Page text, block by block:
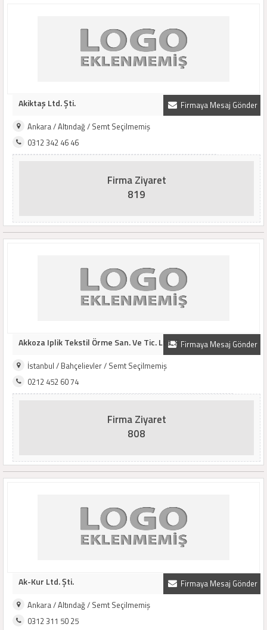
Firmaya Mesaj Gönder
Akiktaş Ltd. Şti.
Ankara / Altındağ / Semt Seçilmemiş
0312 342 46 46
Firma Ziyaret
819
Firmaya Mesaj Gönder
Akkoza Iplik Tekstil Örme San. Ve Tic. Ltd. Ş..
İstanbul / Bahçelievler / Semt Seçilmemiş
0212 452 60 74
Firma Ziyaret
808
Firmaya Mesaj Gönder
Ak-Kur Ltd. Şti.
Ankara / Altındağ / Semt Seçilmemiş
0312 311 50 25